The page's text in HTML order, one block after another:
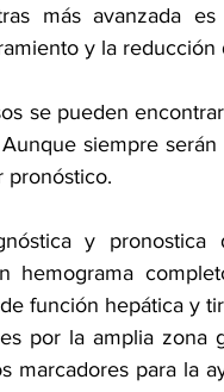
más avanzada
y la
se pueden
siempre
pronóstico.
y
hemograma
función hepática y
por la amplia zona
marcadores para la